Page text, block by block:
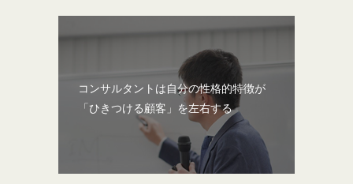
コンサルタントは自分の性格的特徴が
「ひきつける顧客」を左右する